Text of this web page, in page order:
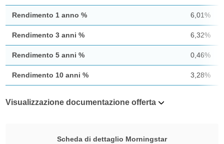
Rendimento 1 anno % 6,01%
Rendimento 3 anni % 6,32%
Rendimento 5 anni % 0,46%
Rendimento 10 anni % 3,28%
Visualizzazione documentazione offerta
Scheda di dettaglio Morningstar